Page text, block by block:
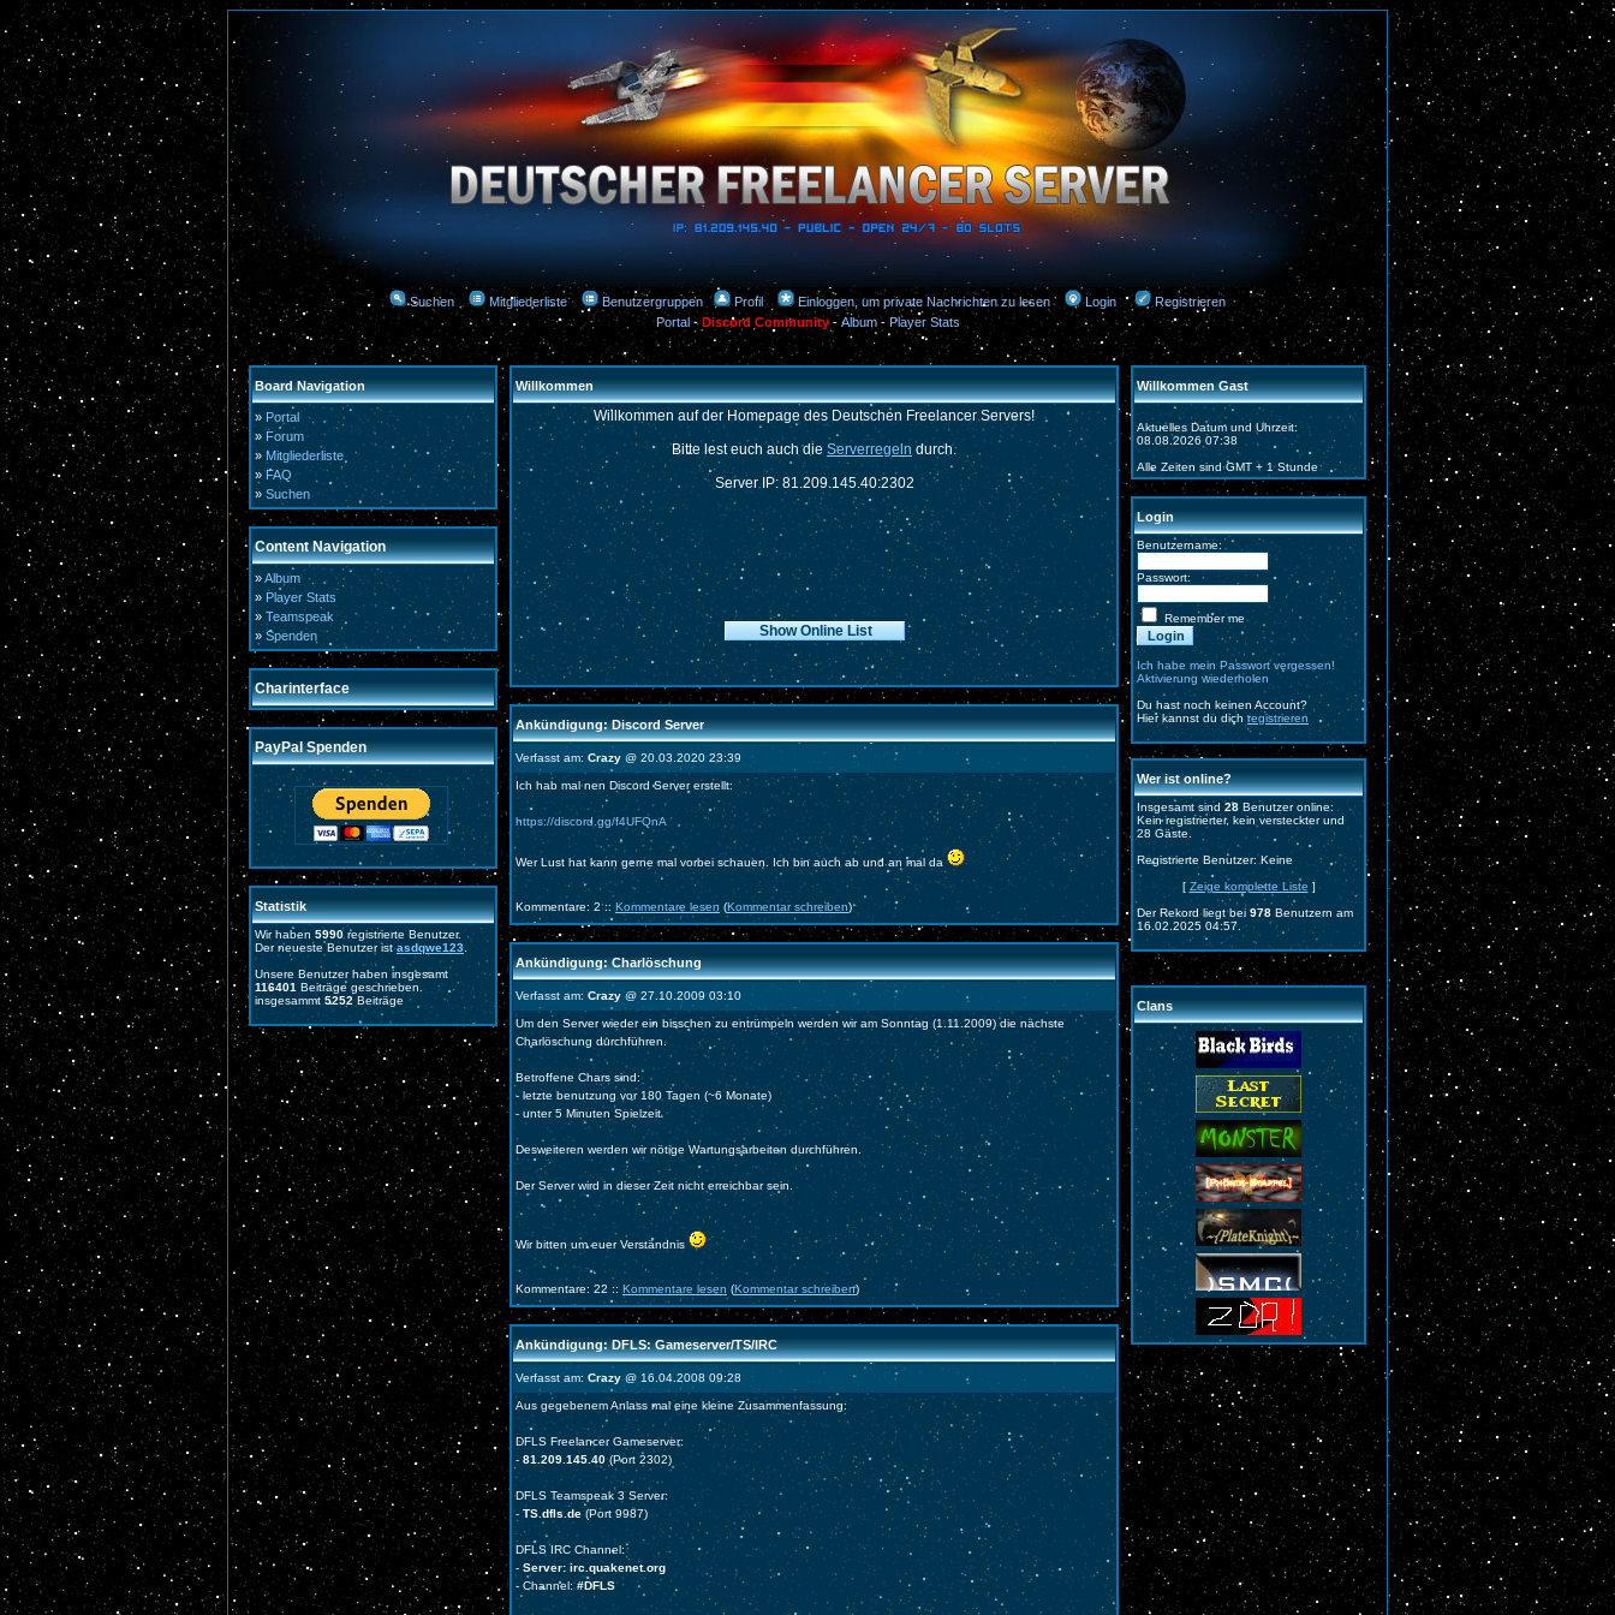
Suchen Mitgliederliste Benutzergruppen Profil Einloggen, um private Nachrichten zu lesen Login
Registrieren
Portal-Discord Community- Album- Player Stats
Board Navigation
» Portal
» Forum
» Mitgliederliste
» FAQ
» Suchen
Content Navigation
»Album
» Player Stats
» Teamspeak
» Spenden
Charinterface
PayPal Spenden
Statistik
Wir haben 5990 registrierte Benutzer.
Der neueste Benutzer istasdqwe123
Unsere Benutzer haben insgesamt
116401 Beiträge geschrieben.
insgesammt 5252 Beiträge
Willkommen
Willkommen auf der Homepage des Deutschen Freelancer Servers!
Bitte lest euch auch die Serverregeln durch.
Server IP: 81.209.145.40:2302
Ankündigung: Discord Server
Verfasst am: Crazy @ 20.03.2020 23:39
Ich hab mal nen Discord Server erstellt:
https://discord.gg/f4UFQnA
Wer Lust hat kann gerne mal vorbei schauen. Ich bin auch ab und an mal da
Kommentare: 2 :: Kommentare lesen (Kommentar schreiben)
Ankündigung: Charlöschung
Verfasst am: Crazy @ 27.10.2009 03:10
Um den Server wieder ein bisschen zu entrümpeln werden wir am Sonntag (1.11.2009) die nächste
Charlöschung durchführen.
Betroffene Chars sind:
- letzte benutzung vor 180 Tagen (~6 Monate)
- unter 5 Minuten Spielzeit
Desweiteren werden wir nötige Wartungsarbeiten durchführen.
Der Server wird in dieser Zeit nicht erreichbar sein.
Wir bitten um euer Verständnis
Kommentare: 22 :: Kommentare lesen (Kommentar schreiben)
Ankündigung: DFLS: Gameserver/TS/IRC
Verfasst am: Crazy @ 16.04.2008 09:28
Aus gegebenem Anlass mal eine kleine Zusammenfassung:
DFLS Freelancer Gameserver:
- 81.209.145.40(Port 2302)
DFLS Teamspeak 3 Server:
- TS.dfls.de (Port 9987)
DFLS IRC Channel:
- Server: irc.quakenet.org
- Channel:#DFLS
Willkommen Gast
Aktuelles Datum und Uhrzeit:
08.08.2026 07:38
Alle Zeiten sind GMT + 1 Stunde
Login
Benutzername:
Passwort:
Remember me
Ich habe mein Passwort vergessen!
Aktivierung wiederholen
Du hast noch keinen Account?
Hier kannst du dich registrieren
Wer ist online?
Insgesamt sind 28 Benutzer online:
Kein registrierter, kein versteckter und
28 Gäste.
Registrierte Benutzer: Keine
[ Zeige komplette Liste ]
Der Rekord liegt bei 978 Benutzern am
16.02.2025 04:57.
Clans